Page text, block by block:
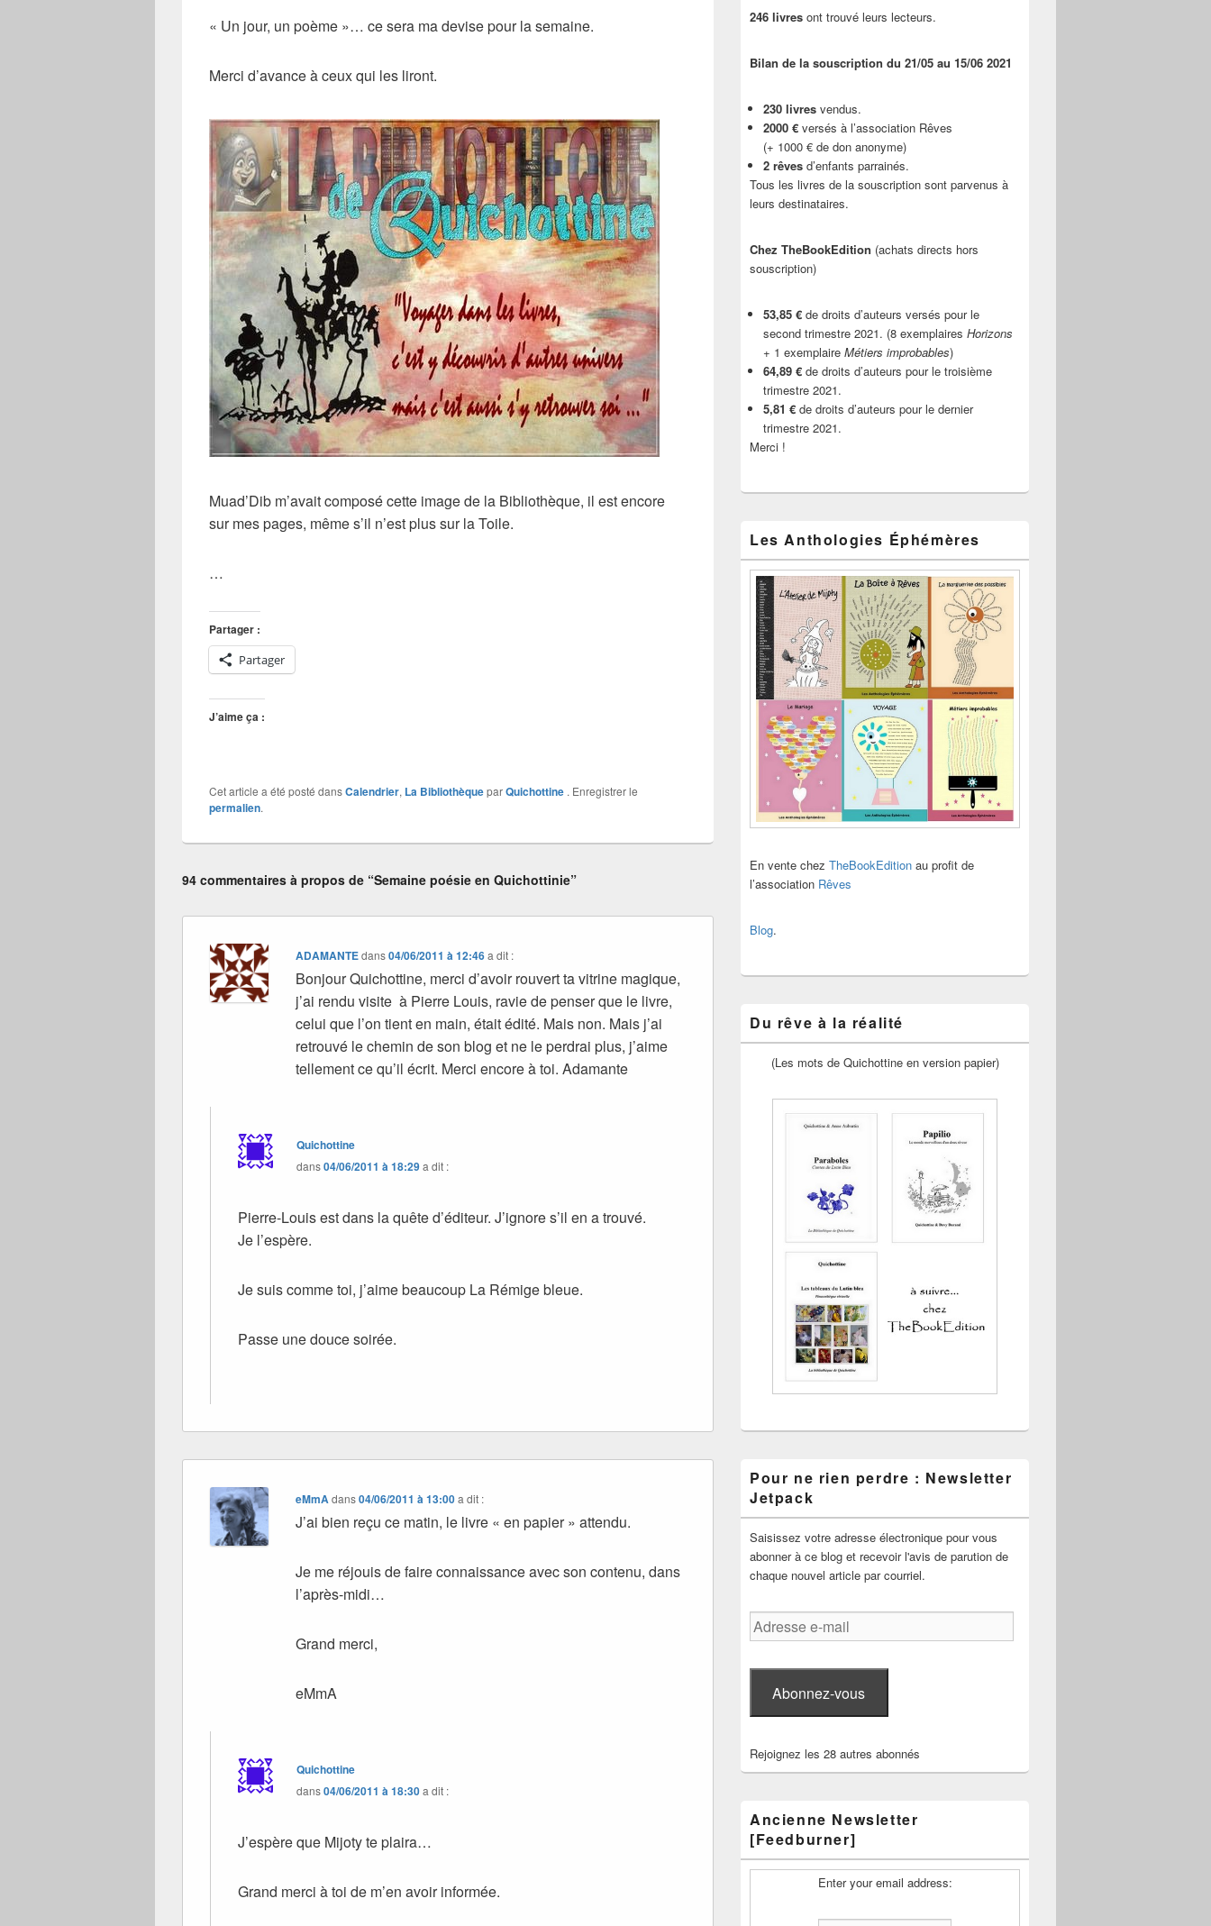
« Un jour, un poème »… ce sera ma devise pour la semaine.
Merci d’avance à ceux qui les liront.
Muad’Dib m’avait composé cette image de la Bibliothèque, il est encore
sur mes pages, même s’il n’est plus sur la Toile.
…
Partager :
Partager
J’aime ça :
Cet article a été posté dansCalendrier, La BibliothèqueparQuichottine . Enregistrer le
permalien.
94 commentaires à propos de “Semaine poésie en Quichottinie”
ADAMANTEdans04/06/2011 à 12:46a dit :
Bonjour Quichottine, merci d’avoir rouvert ta vitrine magique,
j’ai rendu visite à Pierre Louis, ravie de penser que le livre,
celui que l’on tient en main, était édité. Mais non. Mais j’ai
retrouvé le chemin de son blog et ne le perdrai plus, j’aime
tellement ce qu’il écrit. Merci encore à toi. Adamante
Quichottine
dans04/06/2011 à 18:29a dit :
Pierre-Louis est dans la quête d’éditeur. J’ignore s’il en a trouvé.
Je l’espère.
Je suis comme toi, j’aime beaucoup La Rémige bleue.
Passe une douce soirée.
eMmAdans04/06/2011 à 13:00a dit :
J’ai bien reçu ce matin, le livre « en papier » attendu.
Je me réjouis de faire connaissance avec son contenu, dans
l’après-midi…
Grand merci,
eMmA
Quichottine
dans04/06/2011 à 18:30a dit :
J’espère que Mijoty te plaira…
Grand merci à toi de m’en avoir informée.
246 livres ont trouvé leurs lecteurs.
Bilan de la souscription du 21/05 au 15/06 2021
230 livres vendus.
2000 € versés à l’association Rêves
(+ 1000 € de don anonyme)
2 rêves d’enfants parrainés.
Tous les livres de la souscription sont parvenus à
leurs destinataires.
Chez TheBookEdition (achats directs hors
souscription)
53,85 € de droits d’auteurs versés pour le
second trimestre 2021. (8 exemplaires Horizons
+ 1 exemplaire Métiers improbables)
64,89 € de droits d’auteurs pour le troisième
trimestre 2021.
5,81 € de droits d’auteurs pour le dernier
trimestre 2021.
Merci !
Les Anthologies Éphémères
En vente chez TheBookEdition au profit de
l’association Rêves
Blog.
Du rêve à la réalité
(Les mots de Quichottine en version papier)
Pour ne rien perdre : Newsletter
Jetpack
Saisissez votre adresse électronique pour vous
abonner à ce blog et recevoir l'avis de parution de
chaque nouvel article par courriel.
Adresse
e-
Abonnez-vous
Rejoignez les 28 autres abonnés
Ancienne Newsletter
[Feedburner]
Enter your email address: